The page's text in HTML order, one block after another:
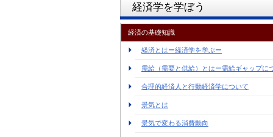
経済学を学ぼう
経済の基礎知識
経済とはー経済学を学ぶー
需給（需要と供給）とはー需給ギャップに
合理的経済人と行動経済学について
景気とは
景気で変わる消費動向